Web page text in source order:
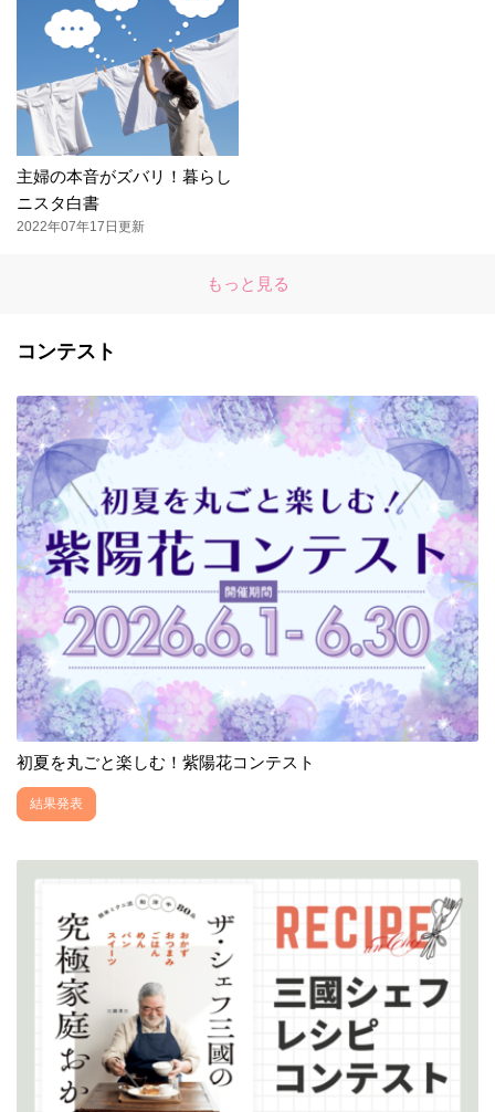
主婦の本音がズバリ！暮らし
ニスタ白書
2022年07年17日更新
もっと見る
コンテスト
初夏を丸ごと楽しむ！紫陽花コンテスト
結果発表